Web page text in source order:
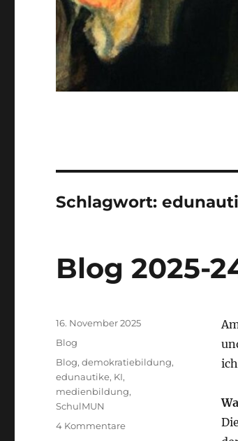
Schlagwort:
Blog 2025-
Die
Veröffentlicht
am
16. November 2025
Kategorien
Blog
Schlagwörter
Blog,demokratiebildung,
edunautike, KI,
medienbildung,
SchulMUN
4 Kommentarezu